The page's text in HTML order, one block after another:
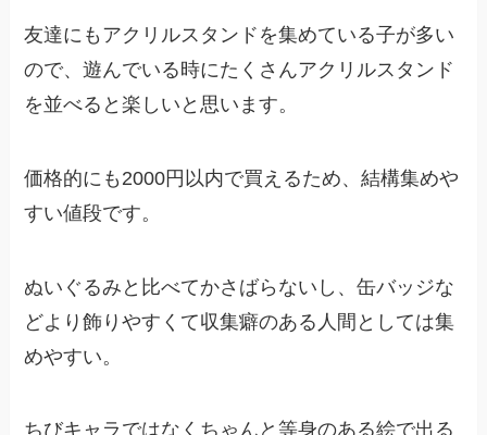
友達にもアクリルスタンドを集めている子が多い
ので、遊んでいる時にたくさんアクリルスタンド
を並べると楽しいと思います。
価格的にも2000円以内で買えるため、結構集めや
すい値段です。
ぬいぐるみと比べてかさばらないし、缶バッジな
どより飾りやすくて収集癖のある人間としては集
めやすい。
ちびキャラではなくちゃんと等身のある絵で出る